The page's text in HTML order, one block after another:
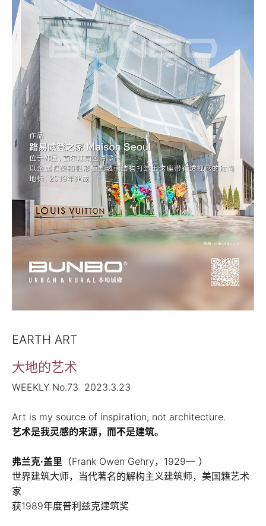
EARTH ART
大地的艺术
WEEKLY No.73 2023.3.23
Art is my source of inspiration, not architecture.
艺术是我灵感的来源，而不是建筑。
弗兰克·盖里 （Frank Owen Gehry，1929— ）
世界建筑大师，当代著名的解构主义建筑师，美国籍艺术
家
获1989年度普利兹克建筑奖